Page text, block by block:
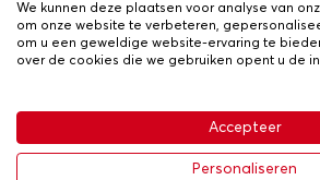
€ 26,24
Algemene verkoopvoorwaarden•
•Livraison
We kunnen deze plaatsen voor analyse van
om onze website te verbeteren,
om u een geweldige website-ervaring te
over de cookies die we gebruiken opent u de
Accepteer
Personaliseren